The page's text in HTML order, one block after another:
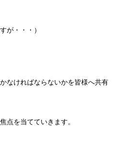
が・・・）
なければならないかを皆様へ共有
点を当てていきます。